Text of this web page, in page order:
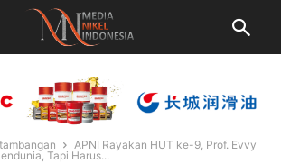
APNI Rayakan HUT ke-9, Prof. Evvy
Tapi Harus...